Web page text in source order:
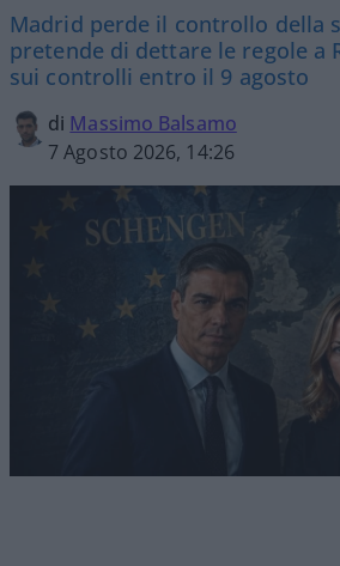
Madrid perde il controllo della
pretende di dettare le regole a
sui controlli entro il 9 agosto
di Massimo Balsamo
7 Agosto 2026, 14:26